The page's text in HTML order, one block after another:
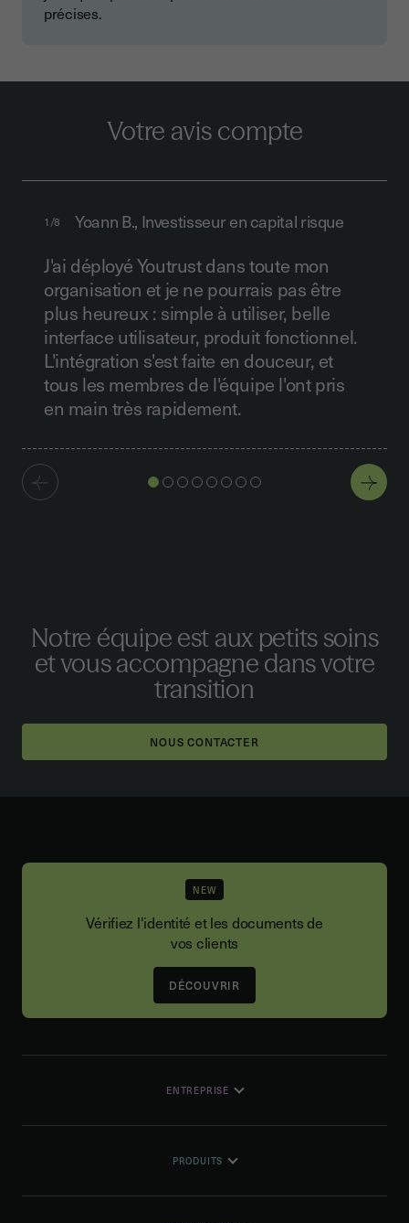
création de signature qualifié, émis par un
spécifiques liés à l'immobilier).
bénéficie de la présomption de validité
juridique, facilitant son acceptation en justice.
forte valeur juridique ou des litiges potentiels.
précises.
Votre avis compte
1/8 Yoann B., Investisseur en capital risque
J'ai déployé Youtrust dans toute mon
organisation et je ne pourrais pas être
plus heureux : simple à utiliser, belle
interface utilisateur, produit fonctionnel.
L'intégration s'est faite en douceur, et
tous les membres de l'équipe l'ont pris
en main très rapidement.
Notre équipe est aux petits soins
et vous accompagne dans votre
transition
NOUS CONTACTER
NEW
Vérifiez l'identité et les documents de
vos clients
DÉCOUVRIR
ENTREPRISE
PRODUITS